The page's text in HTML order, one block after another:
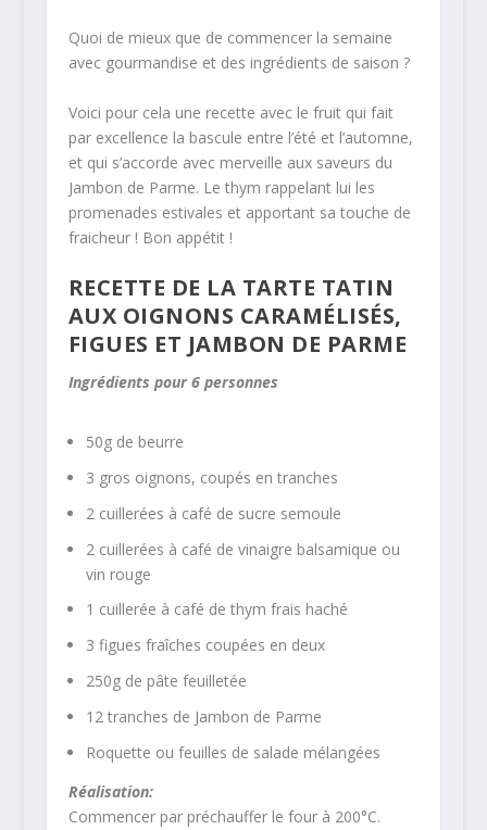
Quoi de mieux que de commencer la semaine
avec gourmandise et des ingrédients de saison ?
Voici pour cela une recette avec le fruit qui fait
par excellence la bascule entre l’été et l’automne,
et qui s’accorde avec merveille aux saveurs du
Jambon de Parme. Le thym rappelant lui les
promenades estivales et apportant sa touche de
fraicheur ! Bon appétit !
RECETTE DE LA TARTE TATIN
AUX OIGNONS CARAMÉLISÉS,
FIGUES ET JAMBON DE PARME
Ingrédients pour 6 personnes
50g de beurre
3 gros oignons, coupés en tranches
2 cuillerées à café de sucre semoule
2 cuillerées à café de vinaigre balsamique ou
vin rouge
1 cuillerée à café de thym frais haché
3 figues fraîches coupées en deux
250g de pâte feuilletée
12 tranches de Jambon de Parme
Roquette ou feuilles de salade mélangées
Réalisation:
Commencer par préchauffer le four à 200°C.